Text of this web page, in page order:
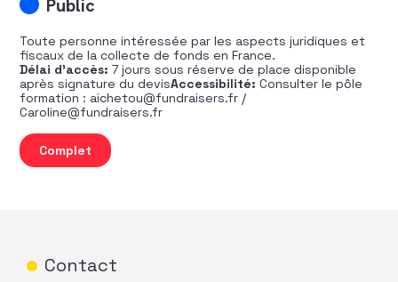
Public
Toute personne intéressée par les aspects juridiques et
fiscaux de la collecte de fonds en France.
Délai d’accès: 7 jours sous réserve de place disponible
après signature du devisAccessibilité: Consulter le pôle
formation : aichetou@fundraisers.fr /
Caroline@fundraisers.fr
quantité de Cadre juridique et fiscal du fundraising en
Complet
Contact